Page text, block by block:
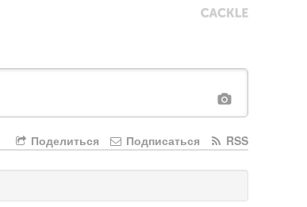
RSS
Подписаться
Поделиться